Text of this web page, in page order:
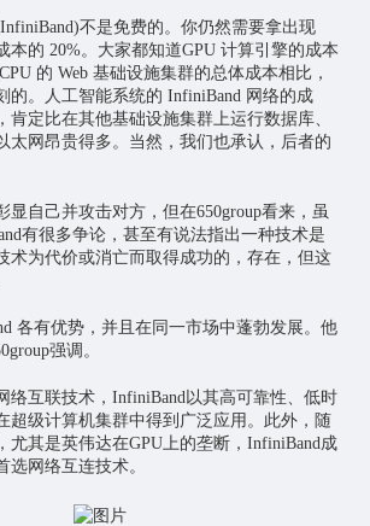
不是免费的。你仍然需要拿出现
本的 20%。大家都知道GPU 计算引擎的成本
的 Web 基础设施集群的总体成本相比，
的。人工智能系统的 InfiniBand 网络的成
肯定比在其他基础设施集群上运行数据库、
太网昂贵得多。当然，我们也承认，后者的
显自己并攻击对方，但在650group看来，虽
有很多争论，甚至有说法指出一种技术是
术为代价或消亡而取得成功的，存在，但这
各有优势，并且在同一市场中蓬勃发展。他
强调。
络互联技术，InfiniBand以其高可靠性、低时
超级计算机集群中得到广泛应用。此外，随
尤其是英伟达在GPU上的垄断，InfiniBand成
选网络互连技术。